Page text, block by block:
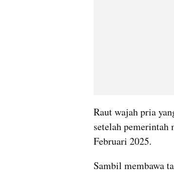
Raut wajah pria
setelah pemerintah
Februari 2025.
Sambil membawa